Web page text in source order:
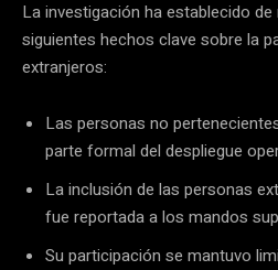
La investigación ha establecido
siguientes hechos clave sobre la
extranjeros:
Las personas no
parte formal del despliegue
La inclusión de las personas
fue reportada a los mandos
Su participación se mantuvo